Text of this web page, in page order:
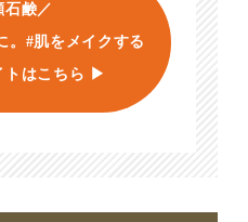
石鹸／
。#肌をメイクする
トはこちら ▶︎